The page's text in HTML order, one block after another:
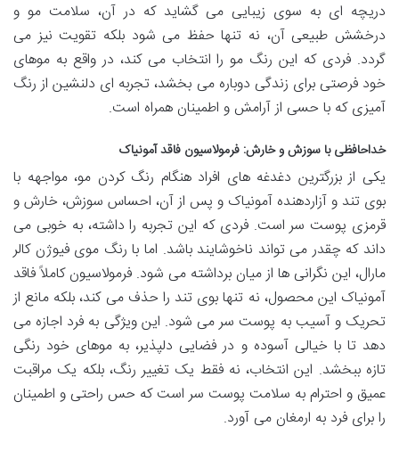
دریچه ای به سوی زیبایی می گشاید که در آن، سلامت مو و
درخشش طبیعی آن، نه تنها حفظ می شود بلکه تقویت نیز می
گردد. فردی که این رنگ مو را انتخاب می کند، در واقع به موهای
خود فرصتی برای زندگی دوباره می بخشد، تجربه ای دلنشین از رنگ
آمیزی که با حسی از آرامش و اطمینان همراه است.
خداحافظی با سوزش و خارش: فرمولاسیون فاقد آمونیاک
یکی از بزرگترین دغدغه های افراد هنگام رنگ کردن مو، مواجهه با
بوی تند و آزاردهنده آمونیاک و پس از آن، احساس سوزش، خارش و
قرمزی پوست سر است. فردی که این تجربه را داشته، به خوبی می
داند که چقدر می تواند ناخوشایند باشد. اما با رنگ موی فیوژن کالر
مارال، این نگرانی ها از میان برداشته می شود. فرمولاسیون کاملاً فاقد
آمونیاک این محصول، نه تنها بوی تند را حذف می کند، بلکه مانع از
تحریک و آسیب به پوست سر می شود. این ویژگی به فرد اجازه می
دهد تا با خیالی آسوده و در فضایی دلپذیر، به موهای خود رنگی
تازه ببخشد. این انتخاب، نه فقط یک تغییر رنگ، بلکه یک مراقبت
عمیق و احترام به سلامت پوست سر است که حس راحتی و اطمینان
را برای فرد به ارمغان می آورد.